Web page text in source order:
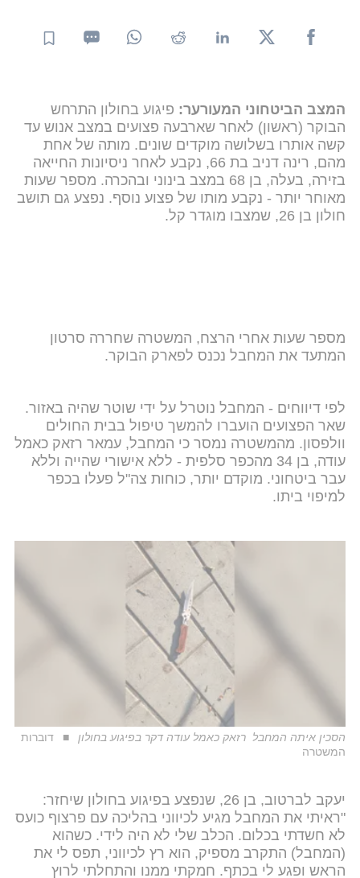
המצב הביטחוני המעורער: פיגוע בחולון התרחש
הבוקר (ראשון) לאחר שארבעה פצועים במצב אנוש עד
קשה אותרו בשלושה מוקדים שונים. מותה של אחת
מהם, רינה דניב בת 66, נקבע לאחר ניסיונות החייאה
בזירה, בעלה, בן 68 במצב בינוני ובהכרה. מספר שעות
מאוחר יותר - נקבע מותו של פצוע נוסף. נפצע גם תושב
חולון בן 26, שמצבו מוגדר קל.
מספר שעות אחרי הרצח, המשטרה שחררה סרטון
המתעד את המחבל נכנס לפארק הבוקר.
לפי דיווחים - המחבל נוטרל על ידי שוטר שהיה באזור.
שאר הפצועים הועברו להמשך טיפול בבית החולים
וולפסון. מהמשטרה נמסר כי המחבל, עמאר רזאק כאמל
עודה, בן 34 מהכפר סלפית - ללא אישורי שהייה וללא
עבר ביטחוני. מוקדם יותר, כוחות צה"ל פעלו בכפר
למיפוי ביתו.
הסכין איתה המחבל רזאק כאמל עודה דקר בפיגוע בחולון
דוברות
המשטרה
יעקב לברטוב, בן 26, שנפצע בפיגוע בחולון שיחזר:
"ראיתי את המחבל מגיע לכיווני בהליכה עם פרצוף כועס
לא חשדתי בכלום. הכלב שלי לא היה לידי. כשהוא
(המחבל) התקרב מספיק, הוא רץ לכיווני, תפס לי את
הראש ופגע לי בכתף. חמקתי ממנו והתחלתי לרוץ